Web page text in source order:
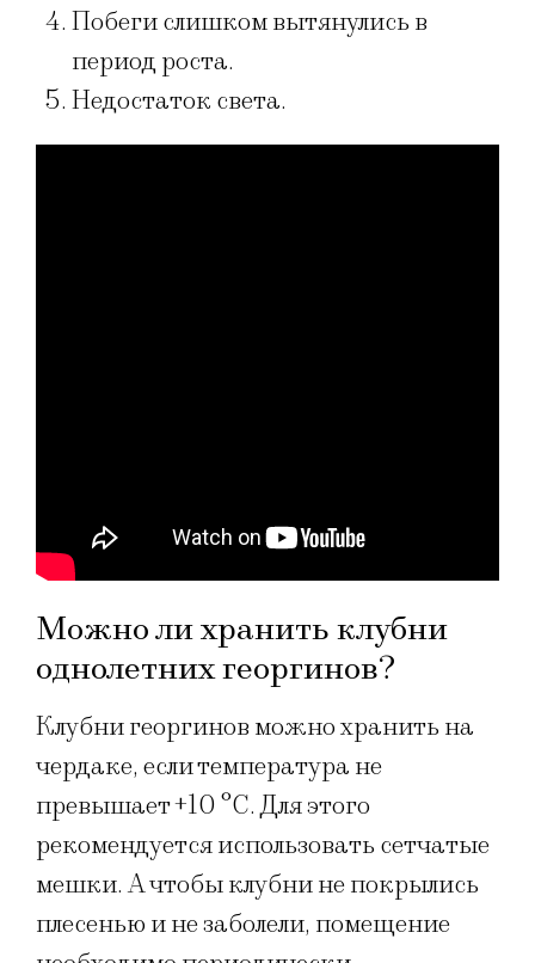
Побеги слишком вытянулись в
период роста.
Недостаток света.
Можно ли хранить клубни
однолетних георгинов?
Клубни георгинов можно хранить на
чердаке, если температура не
превышает +10 °C. Для этого
рекомендуется использовать сетчатые
мешки. А чтобы клубни не покрылись
плесенью и не заболели, помещение